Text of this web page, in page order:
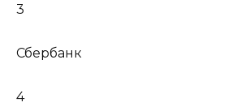
3
Сбербанк
4